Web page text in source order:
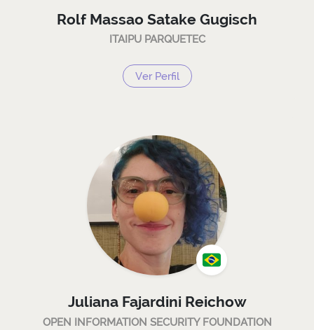
Rolf Massao Satake Gugisch
ITAIPU PARQUETEC
Ver Perfil
Juliana Fajardini Reichow
OPEN INFORMATION SECURITY FOUNDATION